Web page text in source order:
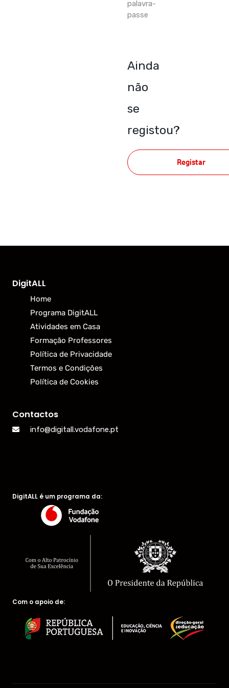
palavra-
passe
Ainda
não
se
registou?
Registar
DigitALL
Home
Programa DigitALL
Atividades em Casa
Formação Professores
Política de Privacidade
Termos e Condições
Política de Cookies
Contactos
info@digitall.vodafone.pt
DigitALL é um programa da:
Com o apoio de: